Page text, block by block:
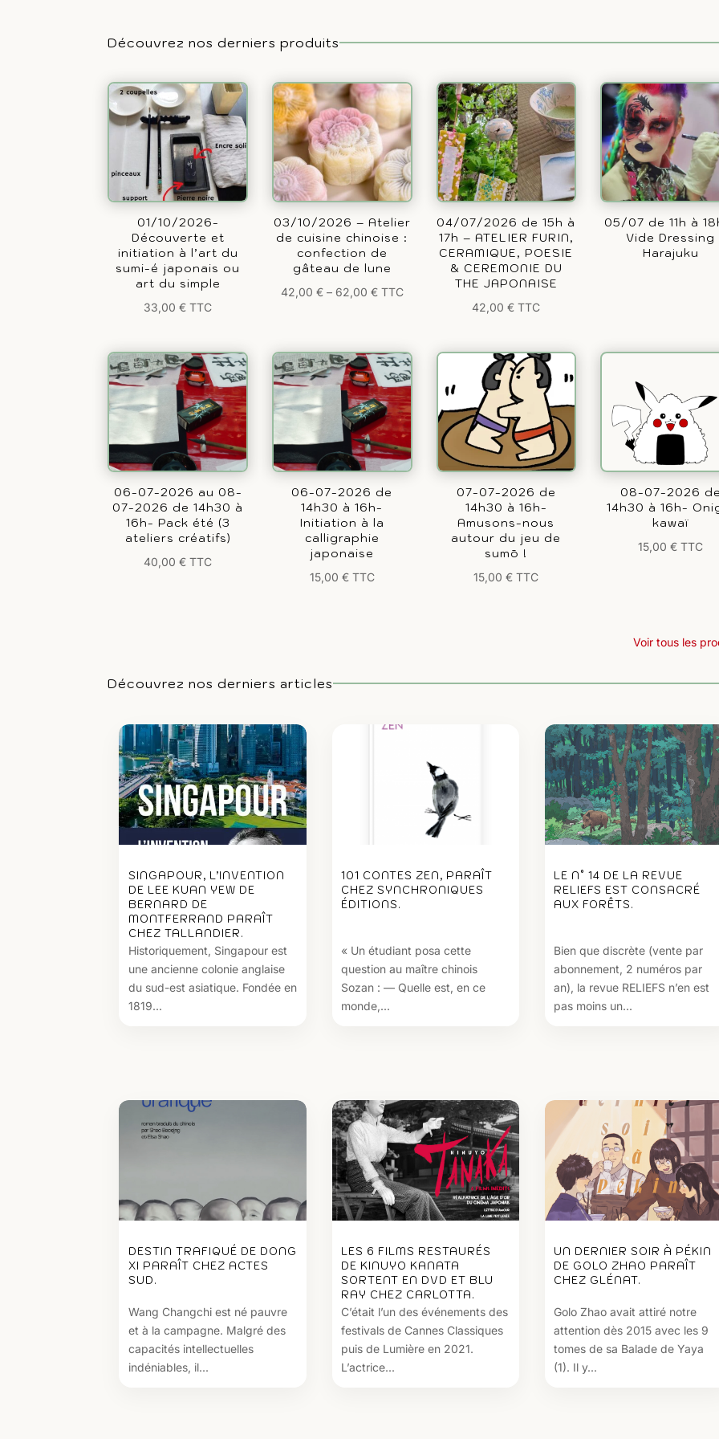
Découvrez nos derniers produits
01/10/2026-
Découverte et
initiation à l’art du
sumi-é japonais ou
art du simple
33,00€ TTC
03/10/2026 – Atelier
de cuisine chinoise :
confection de
gâteau de lune
42,00 €– 62,00 € TTC
04/07/2026 de 15h à
17h – ATELIER FURIN,
CERAMIQUE, POESIE
& CEREMONIE DU
THE JAPONAISE
42,00€ TTC
05/07 de 11h à
Vide Dressing
Harajuku
06-07-2026 au 08-
07-2026 de 14h30 à
16h- Pack été (3
ateliers créatifs)
40,00€ TTC
06-07-2026 de
14h30 à 16h-
Initiation à la
calligraphie
japonaise
15,00 € TTC
07-07-2026 de
14h30 à 16h-
Amusons-nous
autour du jeu de
sumō !
15,00€ TTC
08-07-2026 de
14h30 à 16h-
kawaï
15,00 € TTC
Voir tous les
Découvrez nos derniers articles
SINGAPOUR, L’INVENTION
DE LEE KUAN YEW DE
BERNARD DE
MONTFERRAND PARAÎT
CHEZ TALLANDIER.
Historiquement, Singapour est
une ancienne colonie anglaise
du sud-est asiatique. Fondée en
1819...
101 CONTES ZEN, PARAÎT
CHEZ SYNCHRONIQUES
ÉDITIONS.
« Un étudiant posa cette
question au maître chinois
Sozan : — Quelle est, en ce
monde,...
LE N° 14 DE LA REVUE
RELIEFS EST CONSACRÉ
AUX FORÊTS.
Bien que discrète (vente par
abonnement, 2 numéros par
an), la revue RELIEFS n’en est
pas moins un...
DESTIN TRAFIQUÉ DE DONG
XI PARAÎT CHEZ ACTES
SUD.
Wang Changchi est né pauvre
et à la campagne. Malgré des
capacités intellectuelles
indéniables, il...
LES 6 FILMS RESTAURÉS
DE KINUYO KANATA
SORTENT EN DVD ET BLU
RAY CHEZ CARLOTTA.
C’était l’un des événements des
festivals de Cannes Classiques
puis de Lumière en 2021.
L’actrice...
UN DERNIER SOIR À PÉKIN
DE GOLO ZHAO PARAÎT
CHEZ GLÉNAT.
Golo Zhao avait attiré notre
attention dès 2015 avec les 9
tomes de sa Balade de Yaya
(1). Il y...